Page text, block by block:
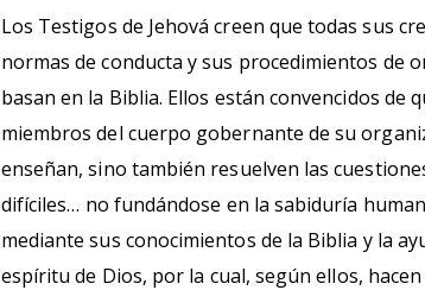
Los Testigos de Jehová creen que todas sus
normas de conducta y sus procedimientos de
basan en la Biblia. Ellos están convencidos de
miembros del cuerpo gobernante de su
enseñan, sino también resuelven las
difíciles… no fundándose en la sabiduría
mediante sus conocimientos de la Biblia y la
espíritu de Dios, por la cual, según ellos,